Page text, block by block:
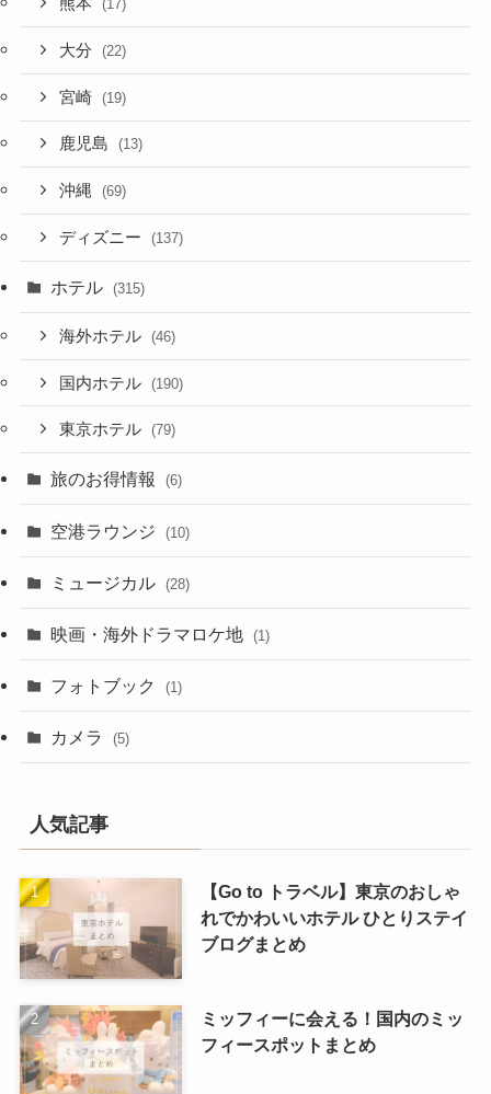
(17)
大分 (22)
宮崎 (19)
鹿児島 (13)
沖縄 (69)
ディズニー (137)
ホテル (315)
海外ホテル (46)
国内ホテル (190)
東京ホテル (79)
旅のお得情報 (6)
空港ラウンジ (10)
ミュージカル (28)
映画・海外ドラマロケ地 (1)
フォトブック (1)
カメラ (5)
人気記事
【Go to トラベル】東京のおしゃ
れでかわいいホテル ひとりステイ
ブログまとめ
ミッフィーに会える！国内のミッ
フィースポットまとめ